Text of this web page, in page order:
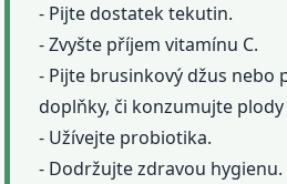
- Pijte dostatek tekutin.
- Zvyšte příjem vitamínu C.
- Pijte brusinkový džus nebo
doplňky, či konzumujte
- Užívejte probiotika.
- Dodržujte zdravou hygienu.